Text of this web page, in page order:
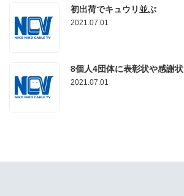
初出荷でキュウリ並ぶ
2021.07.01
8個人4団体に表彰状や感謝状
2021.07.01